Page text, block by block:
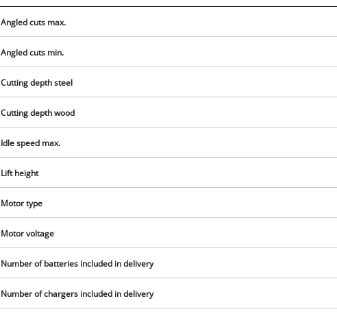
Angled cuts max.
Angled cuts min.
Cutting depth steel
Cutting depth wood
Idle speed max.
Lift height
Motor type
Motor voltage
Number of batteries included in delivery
Number of chargers included in delivery